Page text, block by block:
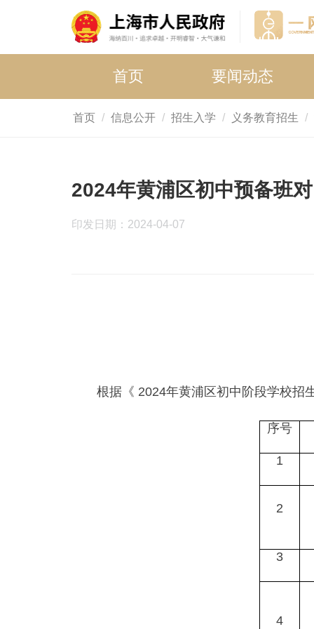
首页 要闻动态
首页 信息公开 招生入学 义务教育招生
2024年黄浦区初中预备班
印发日期：2024-04-07
根据《 2024年黄浦区初中阶段学校招生
序号
1
2
3
4